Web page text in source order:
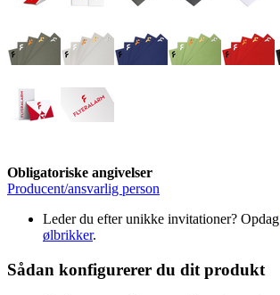
Obligatoriske angivelser
Producent/ansvarlig person
Leder du efter unikke invitationer? Opdag
ølbrikker.
Sådan konfigurerer du dit produkt